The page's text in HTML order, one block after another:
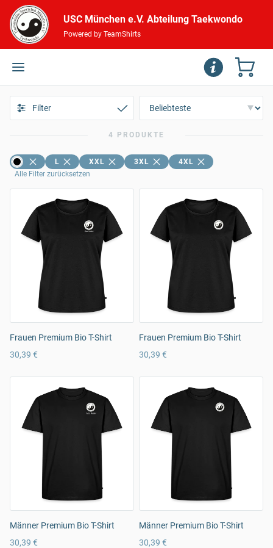
USC München e.V. Abteilung Taekwondo
Powered by TeamShirts
Filter
4 PRODUKTE
L XXL 3XL
4XL
Alle Filter zurücksetzen
Frauen Premium Bio T-Shirt
30,39 €
Frauen Premium Bio T-Shirt
30,39 €
Männer Premium Bio T-Shirt
30,39 €
Männer Premium Bio T-Shirt
30,39 €